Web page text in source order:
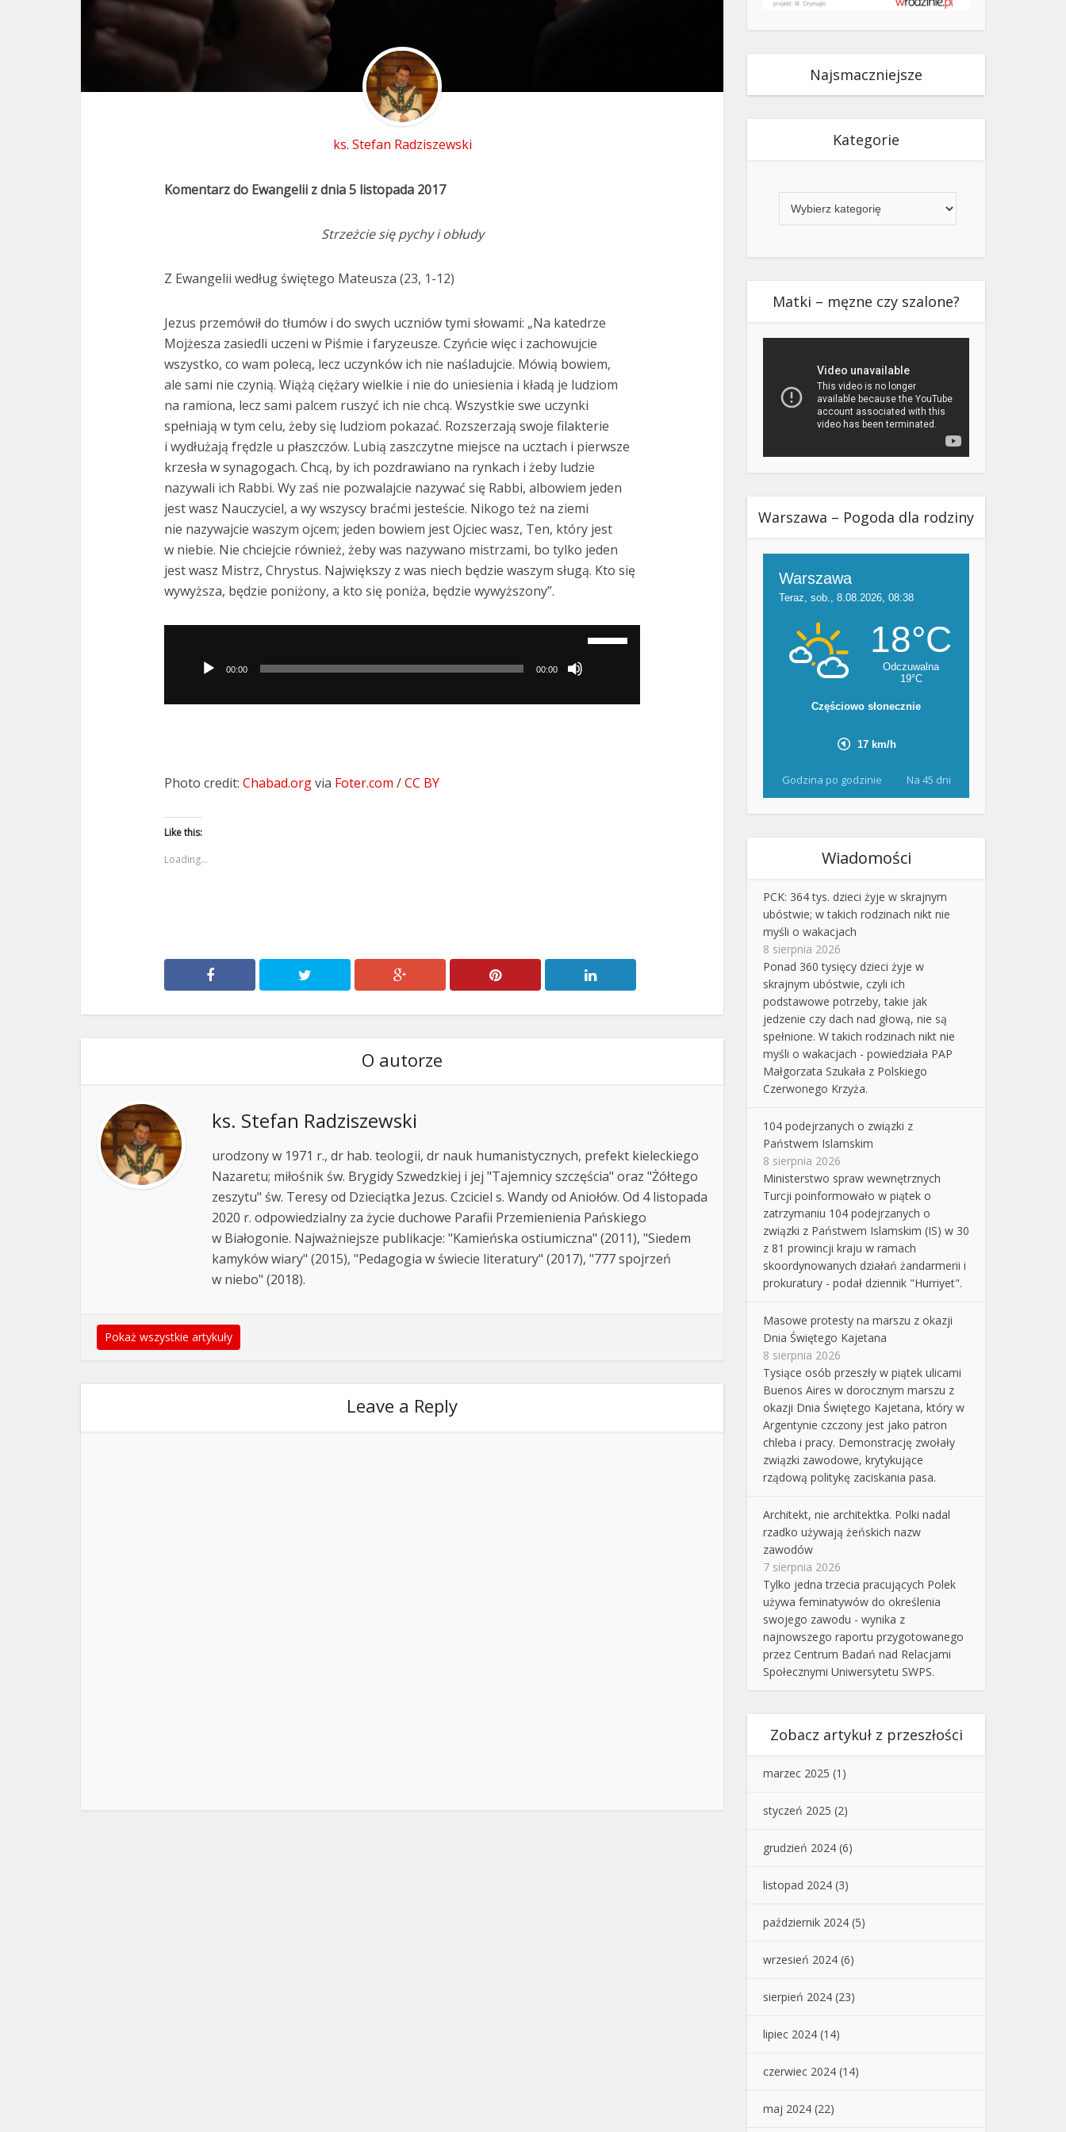
ks. Stefan Radziszewski
Komentarz do Ewangelii z dnia 5 listopada 2017
Strzeżcie się pychy i obłudy
Z Ewangelii według świętego Mateusza (23, 1-12)
Jezus przemówił do tłumów i do swych uczniów tymi słowami: „Na katedrze
Mojżesza zasiedli uczeni w Piśmie i faryzeusze. Czyńcie więc i zachowujcie
wszystko, co wam polecą, lecz uczynków ich nie naśladujcie. Mówią bowiem,
ale sami nie czynią. Wiążą ciężary wielkie i nie do uniesienia i kładą je ludziom
na ramiona, lecz sami palcem ruszyć ich nie chcą. Wszystkie swe uczynki
spełniają w tym celu, żeby się ludziom pokazać. Rozszerzają swoje filakterie
i wydłużają frędzle u płaszczów. Lubią zaszczytne miejsce na ucztach i pierwsze
krzesła w synagogach. Chcą, by ich pozdrawiano na rynkach i żeby ludzie
nazywali ich Rabbi. Wy zaś nie pozwalajcie nazywać się Rabbi, albowiem jeden
jest wasz Nauczyciel, a wy wszyscy braćmi jesteście. Nikogo też na ziemi
nie nazywajcie waszym ojcem; jeden bowiem jest Ojciec wasz, Ten, który jest
w niebie. Nie chciejcie również, żeby was nazywano mistrzami, bo tylko jeden
jest wasz Mistrz, Chrystus. Największy z was niech będzie waszym sługą. Kto się
wywyższa, będzie poniżony, a kto się poniża, będzie wywyższony”.
dźwiękowych
00:00 00:00
Photo credit: Chabad.orgvia Foter.com /CC BY
Like this:
Loading...
O autorze
ks. Stefan Radziszewski
urodzony w 1971 r., dr hab. teologii, dr nauk humanistycznych, prefekt kieleckiego
Nazaretu; miłośnik św. Brygidy Szwedzkiej i jej "Tajemnicy szczęścia" oraz "Żółtego
zeszytu" św. Teresy od Dzieciątka Jezus. Czciciel s. Wandy od Aniołów. Od 4 listopada
2020 r. odpowiedzialny za życie duchowe Parafii Przemienienia Pańskiego
w Białogonie. Najważniejsze publikacje: "Kamieńska ostiumiczna" (2011), "Siedem
kamyków wiary" (2015), "Pedagogia w świecie literatury" (2017), "777 spojrzeń
w niebo" (2018).
Pokaż wszystkie artykuły
Leave a Reply
Najsmaczniejsze
Kategorie
Matki – męzne czy szalone?
Warszawa – Pogoda dla rodziny
Godzina po godzinie Na 45 dni
Wiadomości
PCK: 364 tys. dzieci żyje w skrajnym
ubóstwie; w takich rodzinach nikt nie
myśli o wakacjach
8 sierpnia 2026
Ponad 360 tysięcy dzieci żyje w
skrajnym ubóstwie, czyli ich
podstawowe potrzeby, takie jak
jedzenie czy dach nad głową, nie są
spełnione. W takich rodzinach nikt nie
myśli o wakacjach - powiedziała PAP
Małgorzata Szukała z Polskiego
Czerwonego Krzyża.
104 podejrzanych o związki z
Państwem Islamskim
8 sierpnia 2026
Ministerstwo spraw wewnętrznych
Turcji poinformowało w piątek o
zatrzymaniu 104 podejrzanych o
związki z Państwem Islamskim (IS) w 30
z 81 prowincji kraju w ramach
skoordynowanych działań żandarmerii i
prokuratury - podał dziennik "Hurriyet".
Masowe protesty na marszu z okazji
Dnia Świętego Kajetana
8 sierpnia 2026
Tysiące osób przeszły w piątek ulicami
Buenos Aires w dorocznym marszu z
okazji Dnia Świętego Kajetana, który w
Argentynie czczony jest jako patron
chleba i pracy. Demonstrację zwołały
związki zawodowe, krytykujące
rządową politykę zaciskania pasa.
Architekt, nie architektka. Polki nadal
rzadko używają żeńskich nazw
zawodów
7 sierpnia 2026
Tylko jedna trzecia pracujących Polek
używa feminatywów do określenia
swojego zawodu - wynika z
najnowszego raportu przygotowanego
przez Centrum Badań nad Relacjami
Społecznymi Uniwersytetu SWPS.
Zobacz artykuł z przeszłości
marzec 2025 (1)
styczeń 2025 (2)
grudzień 2024 (6)
listopad 2024 (3)
październik 2024 (5)
wrzesień 2024 (6)
sierpień 2024 (23)
lipiec 2024 (14)
czerwiec 2024 (14)
maj 2024 (22)